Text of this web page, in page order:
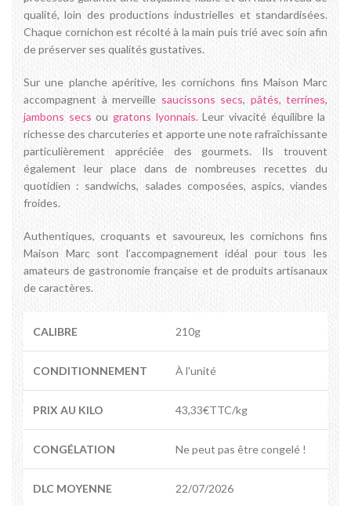
qualité, loin des productions industrielles et standardisées.
Chaque cornichon est récolté à la main puis trié avec soin afin
de préserver ses qualités gustatives.
Sur une planche apéritive, les cornichons fins Maison Marc
accompagnent à merveille saucissons secs, pâtés, terrines,
jambons secs ougratons lyonnais. Leur vivacité équilibre la
richesse des charcuteries et apporte une note rafraîchissante
particulièrement appréciée des gourmets. Ils trouvent
également leur place dans de nombreuses recettes du
quotidien : sandwichs, salades composées, aspics, viandes
froides.
Authentiques, croquants et savoureux, les cornichons fins
Maison Marc sont l’accompagnement idéal pour tous les
amateurs de gastronomie française et de produits artisanaux
de caractères.
CALIBRE 210g
CONDITIONNEMENT À l'unité
PRIX AU KILO 43,33€TTC/kg
CONGÉLATION Ne peut pas être congelé !
DLC MOYENNE 22/07/2026